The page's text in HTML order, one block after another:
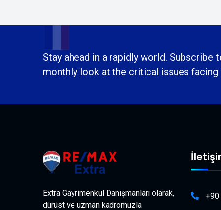
Stay ahead in a rapidly world. Subscribe
monthly look at the critical issues facing
Extra Gayrimenkul Danışmanları olarak,
dürüst ve uzman kadromuzla
+90